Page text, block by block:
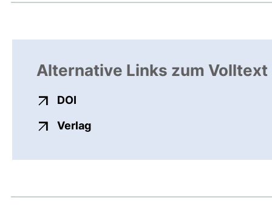
Alternative Links zum Volltext
DOI
Verlagexterner Link, öffnet neues